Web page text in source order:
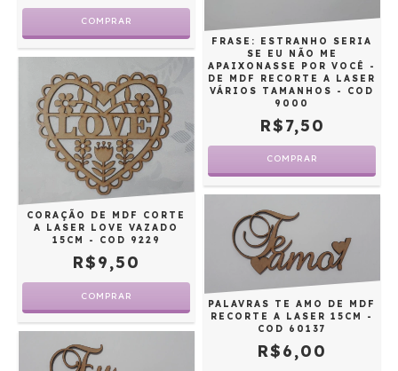
COMPRAR
FRASE: ESTRANHO SERIA
SE EU NÃO ME
APAIXONASSE POR VOCÊ -
DE MDF RECORTE A LASER
VÁRIOS TAMANHOS - COD
9000
R$7,50
COMPRAR
CORAÇÃO DE MDF CORTE
A LASER LOVE VAZADO
15CM - COD 9229
R$9,50
PALAVRAS TE AMO DE MDF
RECORTE A LASER 15CM -
COD 60137
R$6,00